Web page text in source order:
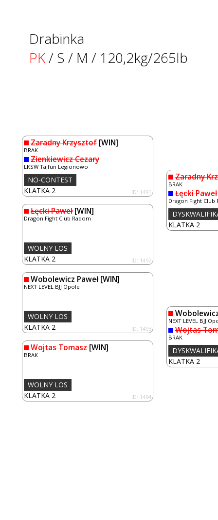
Drabinka
PK/ S / M / 120,2kg/265lb
Zaradny Krzysztof [WIN]
BRAK
Zienkiewicz Cezary
LKSW Tajfun Legionowo
KLATKA 2 ID: 1491
NO-CONTEST
Łęcki Paweł[WIN]
Dragon Fight Club Radom
KLATKA 2 ID: 1492
WOLNY LOS
Wobolewicz Paweł[WIN]
NEXT LEVEL BJJ Opole
KLATKA 2 ID: 1493
WOLNY LOS
Wojtas Tomasz [WIN]
BRAK
KLATKA 2 ID: 1494
WOLNY LOS
Zaradny
BRAK
Łęcki Paweł
Dragon Fight Club
KLATKA 2
NEXT LEVEL BJJ
Wojtas
BRAK
KLATKA 2